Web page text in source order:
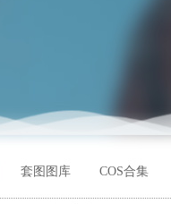
套图图库 COS合集